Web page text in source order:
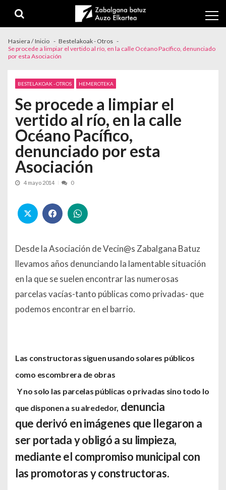
Hasiera / Inicio
Bestelakoak - Otros
Se procede a limpiar el vertido al río, en la calle Océano Pacífico, denunciado
por esta Asociación
BESTELAKOAK - OTROS HEMEROTEKA
Se procede a limpiar el
vertido al río, en la calle
Océano Pacífico,
denunciado por esta
Asociación
4 mayo 2014 0
Desde la Asociación de Vecin@s Zabalgana Batuz
llevamos años denunciando la lamentable situación
en la que se suelen encontrar las numerosas
parcelas vacías-tanto públicas como privadas- que
podemos encontrar en el barrio.
Las constructoras siguen usando solares públicos
como escombrera de obras
Y no solo las parcelas públicas o privadas sino todo lo
que disponen a su alrededor, denuncia
que derivó en imágenes que llegaron a
ser portada y obligó a su limpieza,
mediante el compromiso municipal con
las promotoras y constructoras.